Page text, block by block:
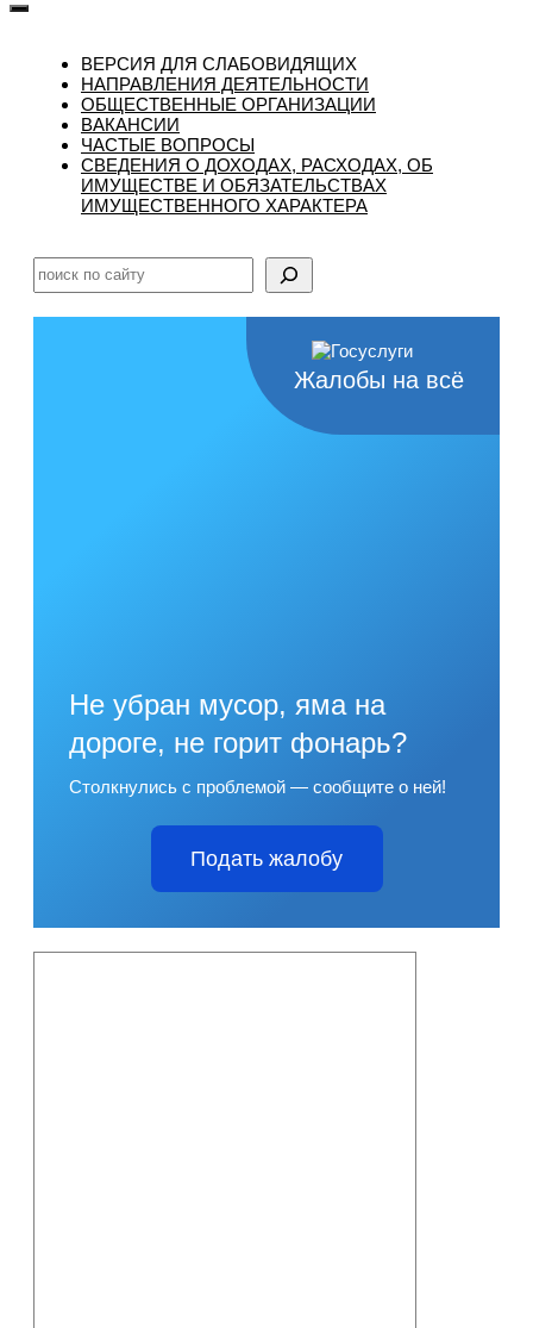
ВЕРСИЯ ДЛЯ СЛАБОВИДЯЩИХ
НАПРАВЛЕНИЯ ДЕЯТЕЛЬНОСТИ
ОБЩЕСТВЕННЫЕ ОРГАНИЗАЦИИ
ВАКАНСИИ
ЧАСТЫЕ ВОПРОСЫ
CВЕДЕНИЯ О ДОХОДАХ, РАСХОДАХ, ОБ
ИМУЩЕСТВЕ И ОБЯЗАТЕЛЬСТВАХ
ИМУЩЕСТВЕННОГО ХАРАКТЕРА
Жалобы на всё
Не убран мусор, яма на
дороге, не горит фонарь?
Столкнулись с проблемой — сообщите о ней!
Подать жалобу